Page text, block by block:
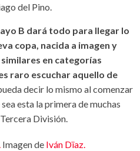
del Pino.
B dará todo para llegar lo
copa, nacida a imagen y
en categorías
raro escuchar aquello de
decir lo mismo al comenzar
esta la primera de muchas
División.
Imagen de Iván Dïaz.